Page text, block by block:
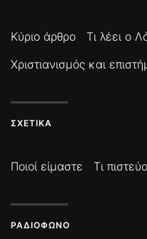
Κύριο άρθρο Τι λέει ο
Χριστιανισμός και
ΣΧΕΤΙΚΆ
Ποιοί είμαστε Τι
ΡΑΔΙΌΦΩΝΟ